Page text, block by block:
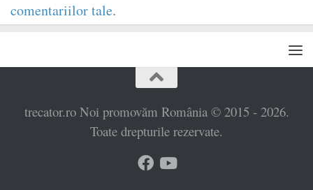
comentariilor tale.
trecator.ro Noi promovăm România © 2015 - 2026.
Toate drepturile rezervate.